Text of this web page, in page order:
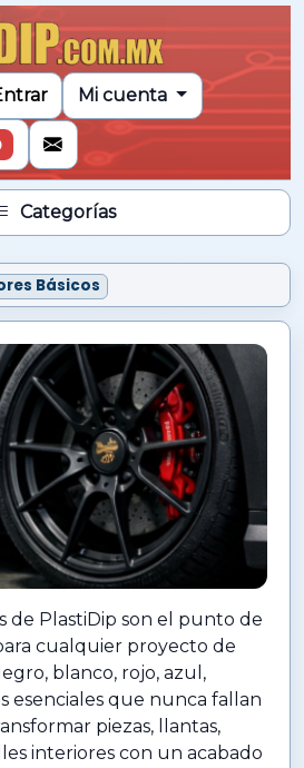
Mi cuenta
Categorías
Básicos
de PlastiDip son el punto de
cualquier proyecto de
blanco, rojo, azul,
esenciales que nunca fallan
piezas, llantas,
interiores con un acabado